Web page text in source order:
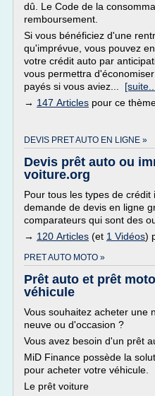
dû. Le Code de la
remboursement.
Si vous bénéficiez d'une
qu'imprévue, vous pouvez
votre crédit auto par
vous permettra
payés si vous aviez...
→ 147 Articles pour ce
DEVIS PRET AUTO EN LIGNE »
Devis prêt auto ou
voiture.org
Pour tous les types de
demande de devis en ligne
comparateurs qui sont des
→ 120 Articles (et 1 Vidéos)
PRET AUTO MOTO »
Prêt auto et prêt
véhicule
Vous souhaitez acheter une
neuve ou d'occasion ?
Vous avez besoin d'un prêt
MiD Finance possède la
pour acheter votre véhicule.
Le prêt voiture